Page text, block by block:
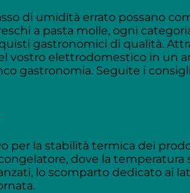
di umidità errato possano
a pasta molle, ogni
gastronomici di qualità.
vostro elettrodomestico in un
gastronomia. Seguite i
per la stabilità termica dei
dove la
lo scomparto dedicato ai